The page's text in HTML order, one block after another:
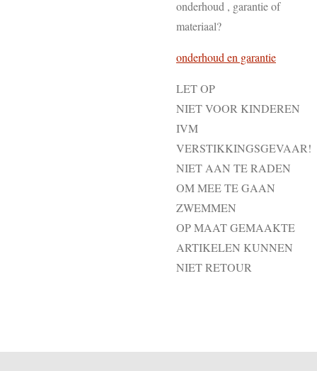
onderhoud , garantie of
materiaal?
onderhoud en garantie
LET OP
NIET VOOR KINDEREN
IVM
VERSTIKKINGSGEVAAR!
NIET AAN TE RADEN
OM MEE TE GAAN
ZWEMMEN
OP MAAT GEMAAKTE
ARTIKELEN KUNNEN
NIET RETOUR